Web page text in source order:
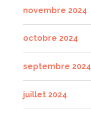
novembre 2024
octobre 2024
septembre 2024
juillet 2024